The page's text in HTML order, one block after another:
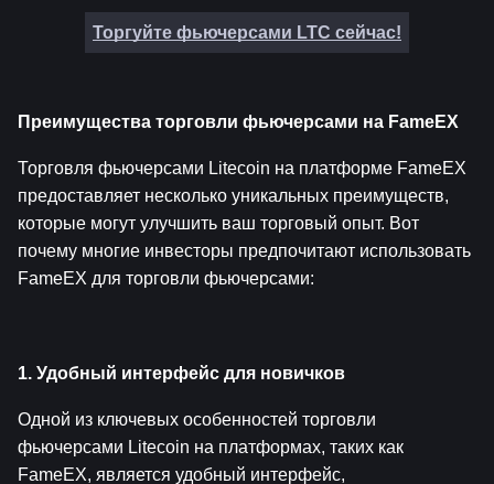
Торгуйте фьючерсами LTC сейчас!
Преимущества торговли фьючерсами на FameEX
Торговля фьючерсами Litecoin на платформе FameEX
предоставляет несколько уникальных преимуществ,
которые могут улучшить ваш торговый опыт. Вот
почему многие инвесторы предпочитают использовать
FameEX для торговли фьючерсами:
1. Удобный интерфейс для новичков
Одной из ключевых особенностей торговли
фьючерсами Litecoin на платформах, таких как
FameEX, является удобный интерфейс,